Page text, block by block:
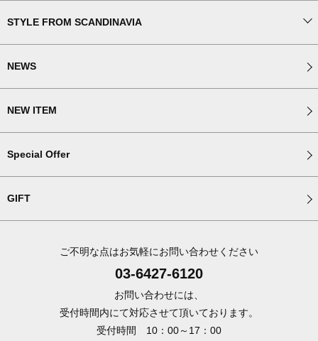
STYLE FROM SCANDINAVIA
NEWS
NEW ITEM
Special Offer
GIFT
ご不明な点はお気軽にお問い合わせください
03-6427-6120
お問い合わせには、
受付時間内にて対応させて頂いております。
受付時間 10：00～17：00